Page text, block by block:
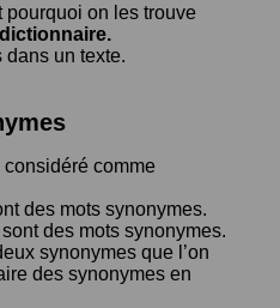
pourquoi on les trouve
dictionnaire.
dans un texte.
considéré comme
des mots synonymes.
sont des mots synonymes.
synonymes que l’on
des synonymes en